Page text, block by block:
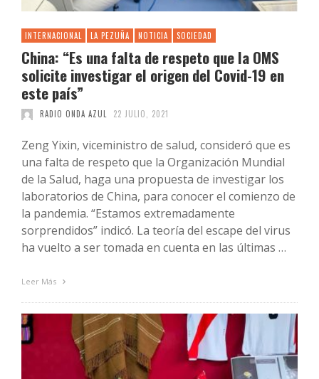
INTERNACIONAL LA PEZUÑA NOTICIA SOCIEDAD
China: “Es una falta de respeto que la OMS
solicite investigar el origen del Covid-19 en
este país”
RADIO ONDA AZUL 22 JULIO, 2021
Zeng Yixin, viceministro de salud, consideró que es
una falta de respeto que la Organización Mundial
de la Salud, haga una propuesta de investigar los
laboratorios de China, para conocer el comienzo de
la pandemia. “Estamos extremadamente
sorprendidos” indicó. La teoría del escape del virus
ha vuelto a ser tomada en cuenta en las últimas …
Leer Más